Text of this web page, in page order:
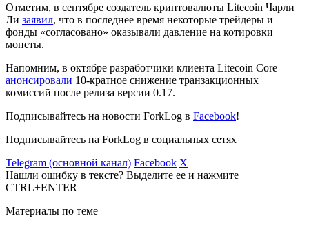
Отметим, в сентябре создатель криптовалюты Litecoin Чарли
Ли заявил, что в последнее время некоторые трейдеры и
фонды «согласовано» оказывали давление на котировки
монеты.
Напомним, в октябре разработчики клиента Litecoin Core
анонсировали 10-кратное снижение транзакционных
комиссий после релиза версии 0.17.
Подписывайтесь на новости ForkLog в Facebook!
Подписывайтесь на ForkLog в социальных сетях
Telegram (основной канал) Facebook X
Нашли ошибку в тексте? Выделите ее и нажмите
CTRL+ENTER
Материалы по теме